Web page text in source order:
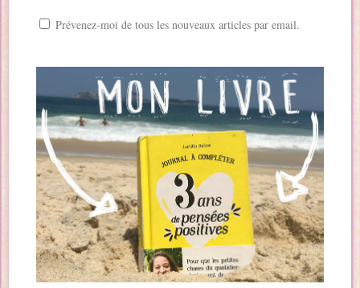
Prévenez-moi de tous les nouveaux articles par email.